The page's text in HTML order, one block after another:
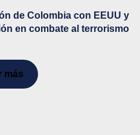
de Colombia con EEUU y
en combate al terrorismo
más